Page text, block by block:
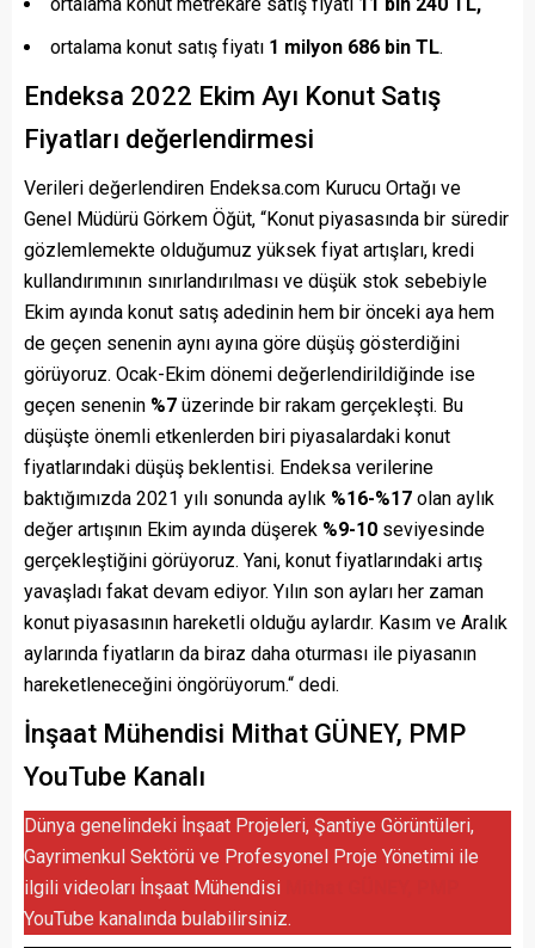
ortalama konut satış fiyatı 1 milyon 686 bin TL.
Endeksa 2022 Ekim Ayı Konut Satış
Fiyatları değerlendirmesi
Verileri değerlendiren Endeksa.com Kurucu Ortağı ve
Genel Müdürü Görkem Öğüt, “Konut piyasasında bir süredir
gözlemlemekte olduğumuz yüksek fiyat artışları, kredi
kullandırımının sınırlandırılması ve düşük stok sebebiyle
Ekim ayında konut satış adedinin hem bir önceki aya hem
de geçen senenin aynı ayına göre düşüş gösterdiğini
görüyoruz. Ocak-Ekim dönemi değerlendirildiğinde ise
geçen senenin %7 üzerinde bir rakam gerçekleşti. Bu
düşüşte önemli etkenlerden biri piyasalardaki konut
fiyatlarındaki düşüş beklentisi. Endeksa verilerine
baktığımızda 2021 yılı sonunda aylık %16-%17 olan aylık
değer artışının Ekim ayında düşerek %9-10 seviyesinde
gerçekleştiğini görüyoruz. Yani, konut fiyatlarındaki artış
yavaşladı fakat devam ediyor. Yılın son ayları her zaman
konut piyasasının hareketli olduğu aylardır. Kasım ve Aralık
aylarında fiyatların da biraz daha oturması ile piyasanın
hareketleneceğini öngörüyorum.“ dedi.
İnşaat Mühendisi Mithat GÜNEY, PMP
YouTube Kanalı
Dünya genelindeki İnşaat Projeleri, Şantiye Görüntüleri,
Gayrimenkul Sektörü ve Profesyonel Proje Yönetimi ile
ilgili videoları İnşaat Mühendisi
YouTube kanalında bulabilirsiniz.